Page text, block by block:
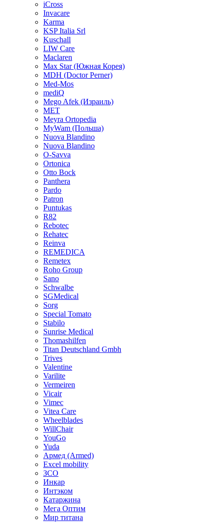
iCross
Invacare
Karma
KSP Italia Srl
Kuschall
LIW Care
Maclaren
Max Star (Южная Корея)
MDH (Doctor Perner)
Med-Mos
mediQ
Mego Afek (Израиль)
MET
Meyra Ortopedia
MyWam (Польша)
Nuova Blandino
Nuova Blandino
O-Savva
Ortonica
Otto Bock
Panthera
Pardo
Patron
Puntukas
R82
Rebotec
Rehatec
Reinva
REMEDICA
Remetex
Roho Group
Sano
Schwalbe
SGMedical
Sorg
Special Tomato
Stabilo
Sunrise Medical
Thomashilfen
Titan Deutschland Gmbh
Trives
Valentine
Varilite
Vermeiren
Vicair
Vimec
Vitea Care
Wheelblades
WillChair
YouGo
Yuda
Армед (Armed)
Еxcel mobility
ЗСО
Инкар
Интэком
Катаржина
Мега Оптим
Мир титана